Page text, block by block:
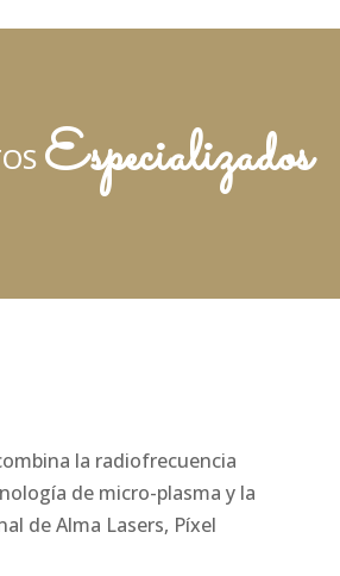
Especializados
la radiofrecuencia
de micro-plasma y la
de Alma Lasers, Píxel